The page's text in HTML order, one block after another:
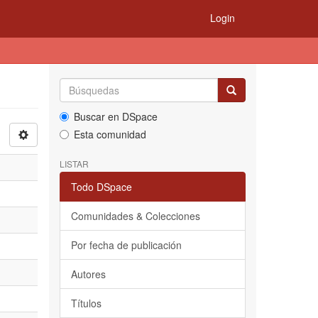
Login
Buscar en DSpace
Esta comunidad
LISTAR
Todo DSpace
Comunidades & Colecciones
Por fecha de publicación
Autores
Títulos